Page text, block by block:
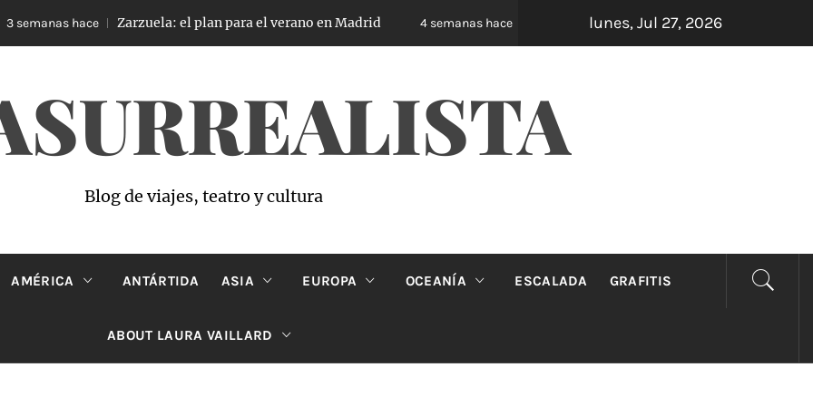
semanas hace Zarzuela: el plan para el verano en Madrid 4 semanas hace Oveja Negra: el unipersonal que se ríe de los
lunes, Jul 27, 2026
Blog de viajes, teatro y cultura
AMÉRICA ANTÁRTIDA ASIA EUROPA OCEANÍA ESCALADA GRAFITIS
ABOUT LAURA VAILLARD